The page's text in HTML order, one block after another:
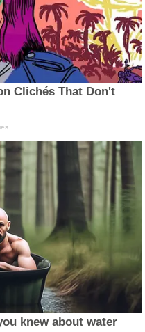
Clichés That Don't
knew about water